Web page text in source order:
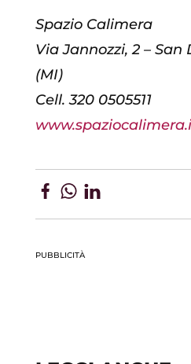
Spazio Calimera
Via Jannozzi, 2 –
(MI)
Cell. 320 0505511
PUBBLICITÀ